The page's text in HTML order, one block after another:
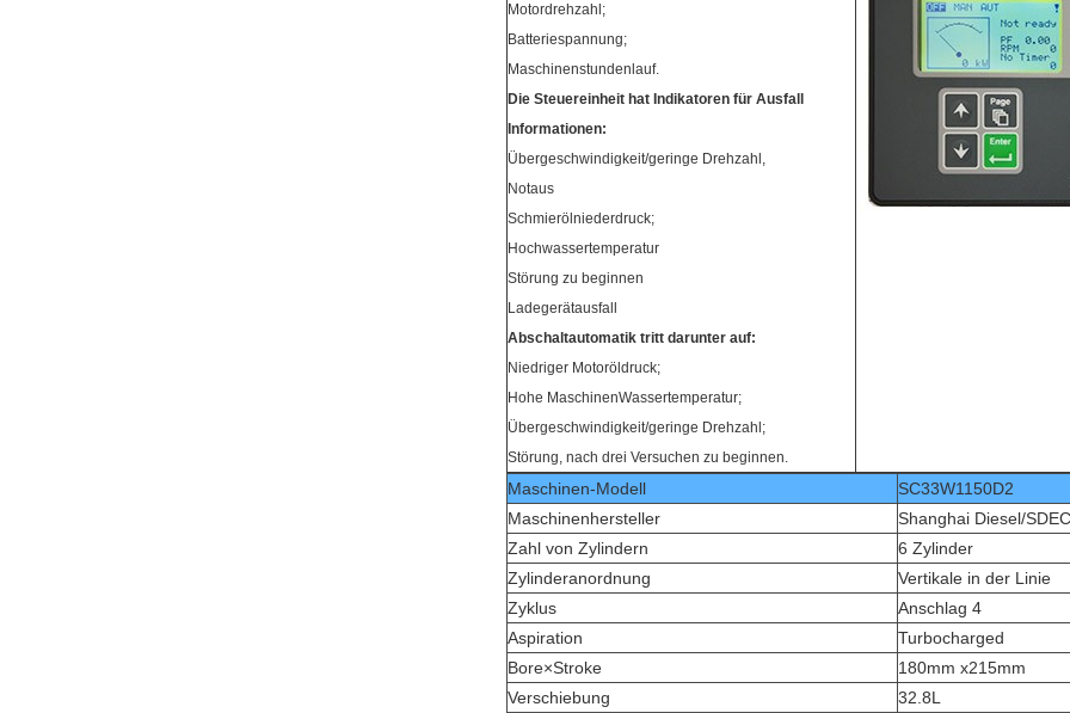
Motordrehzahl;
Batteriespannung;
Maschinenstundenlauf.
Die Steuereinheit hat Indikatoren für Ausfall
Informationen:
Übergeschwindigkeit/geringe Drehzahl,
Notaus
Schmierölniederdruck;
Hochwassertemperatur
Störung zu beginnen
Ladegerätausfall
Abschaltautomatik tritt darunter auf:
Niedriger Motoröldruck;
Hohe MaschinenWassertemperatur;
Übergeschwindigkeit/geringe Drehzahl;
Störung, nach drei Versuchen zu beginnen.
Maschinen-Modell
SC33W1150D2
Maschinenhersteller
Shanghai Diesel/SDEC
Zahl von Zylindern
6 Zylinder
Zylinderanordnung
Vertikale in der Linie
Zyklus
Anschlag 4
Aspiration
Turbocharged
Bore×Stroke
180mm x215mm
Verschiebung
32.8L